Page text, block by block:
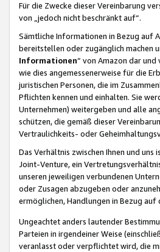
Für die Zwecke dieser Vereinbarung
von „jedoch nicht beschränkt auf“.
Sämtliche Informationen in Bezug auf
bereitstellen oder zugänglich machen
Informationen“ von Amazon dar
wie dies angemessenerweise für die
juristischen Personen, die im
Pflichten kennen und einhalten. Sie
Unternehmen) weitergeben und alle
schützen, die gemäß dieser
Vertraulichkeits- oder
Das Verhältnis zwischen Ihnen und
Joint-Venture, ein
unseren jeweiligen verbundenen
oder Zusagen abzugeben oder
ermöglichen, Handlungen in Bezug
Ungeachtet anders lautender
Parteien in irgendeiner Weise
veranlasst oder verpflichtet wird, die